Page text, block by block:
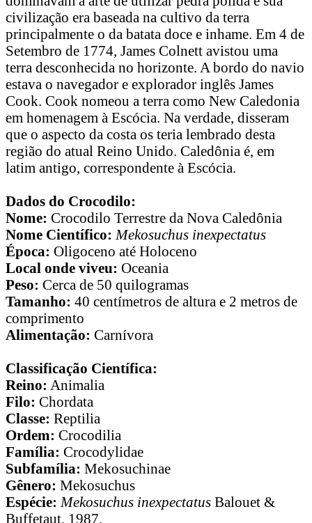
civilização era baseada na cultivo da terra
principalmente o da batata doce e inhame. Em 4 de
Setembro de 1774, James Colnett avistou uma
terra desconhecida no horizonte. A bordo do navio
estava o navegador e explorador inglês James
Cook. Cook nomeou a terra como New Caledonia
em homenagem à Escócia. Na verdade, disseram
que o aspecto da costa os teria lembrado desta
região do atual Reino Unido. Caledônia é, em
latim antigo, correspondente à Escócia.
Dados do Crocodilo:
Nome: Crocodilo Terrestre da Nova Caledônia
Nome Científico: Mekosuchus inexpectatus
Época: Oligoceno até Holoceno
Local onde viveu: Oceania
Peso: Cerca de 50 quilogramas
Tamanho: 40 centímetros de altura e 2 metros de
comprimento
Alimentação: Carnívora
Classificação Científica:
Reino: Animalia
Filo: Chordata
Classe: Reptilia
Ordem: Crocodilia
Família: Crocodylidae
Subfamília: Mekosuchinae
Gênero: Mekosuchus
Espécie: Mekosuchus inexpectatus Balouet &
Buffetaut, 1987.